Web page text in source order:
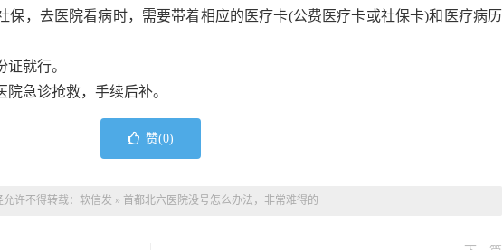
保，去医院看病时，需要带着相应的医疗卡(公费医疗卡或社保卡)和医疗病历
就行。
急诊抢救，手续后补。
赞(0)
允许不得转载： 软信发 » 首都北六医院没号怎么办法，非常难得的